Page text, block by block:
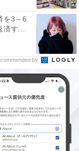
を3～6
す...
by